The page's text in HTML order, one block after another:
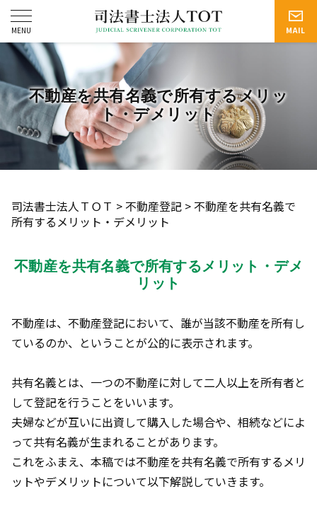
不動産を共有名義で所有するメリッ
ト・デメリット
司法書士法人ＴＯＴ >不動産登記 >不動産を共有名義で
所有するメリット・デメリット
不動産を共有名義で所有するメリット・デメ
リット
不動産は、不動産登記において、誰が当該不動産を所有し
ているのか、ということが公的に表示されます。
共有名義とは、一つの不動産に対して二人以上を所有者と
して登記を行うことをいいます。
夫婦などが互いに出資して購入した場合や、相続などによ
って共有名義が生まれることがあります。
これをふまえ、本稿では不動産を共有名義で所有するメリ
ットやデメリットについて以下解説していきます。